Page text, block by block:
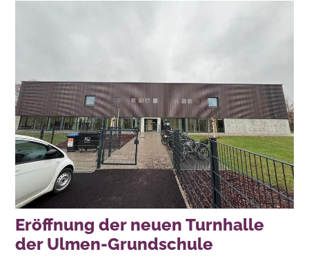
Eröffnung der neuen Turnhalle
der Ulmen-Grundschule